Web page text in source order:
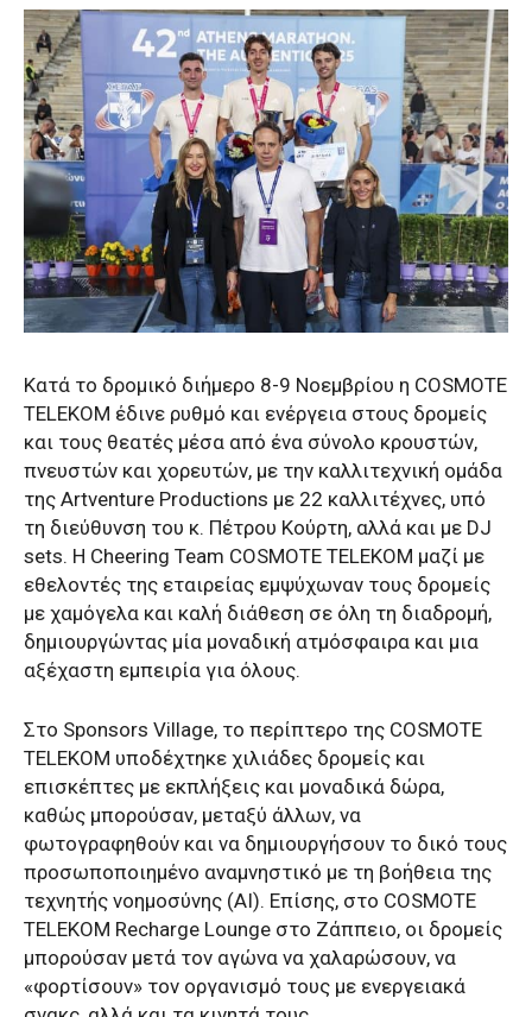
Κατά το δρομικό διήμερο 8-9 Νοεμβρίου η COSMOTE
TELEKOM έδινε ρυθμό και ενέργεια στους δρομείς
και τους θεατές μέσα από ένα σύνολο κρουστών,
πνευστών και χορευτών, με την καλλιτεχνική ομάδα
της Artventure Productions με 22 καλλιτέχνες, υπό
τη διεύθυνση του κ. Πέτρου Κούρτη, αλλά και με DJ
sets. H Cheering Team COSMOTE TELEKOM μαζί με
εθελοντές της εταιρείας εμψύχωναν τους δρομείς
με χαμόγελα και καλή διάθεση σε όλη τη διαδρομή,
δημιουργώντας μία μοναδική ατμόσφαιρα και μια
αξέχαστη εμπειρία για όλους.
Στο Sponsors Village, το περίπτερο της COSMOTE
TELEKOM υποδέχτηκε χιλιάδες δρομείς και
επισκέπτες με εκπλήξεις και μοναδικά δώρα,
καθώς μπορούσαν, μεταξύ άλλων, να
φωτογραφηθούν και να δημιουργήσουν το δικό τους
προσωποποιημένο αναμνηστικό με τη βοήθεια της
τεχνητής νοημοσύνης (ΑΙ). Επίσης, στο COSMOTE
TELEKOM Recharge Lounge στο Ζάππειο, οι δρομείς
μπορούσαν μετά τον αγώνα να χαλαρώσουν, να
«φορτίσουν» τον οργανισμό τους με ενεργειακά